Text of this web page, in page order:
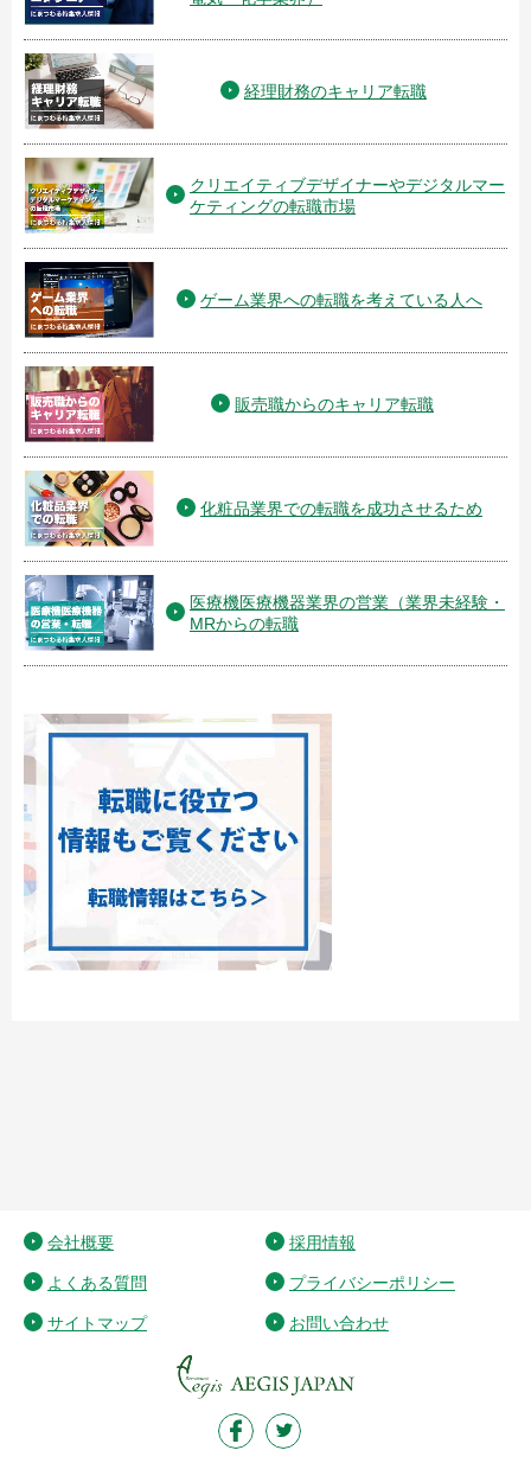
経理財務のキャリア転職
クリエイティブデザイナーやデジタルマー
ケティングの転職市場
ゲーム業界への転職を考えている人へ
販売職からのキャリア転職
化粧品業界での転職を成功させるため
医療機医療機器業界の営業（業界未経験・
MRからの転職
会社概要 採用情報
よくある質問 プライバシーポリシー
サイトマップ お問い合わせ